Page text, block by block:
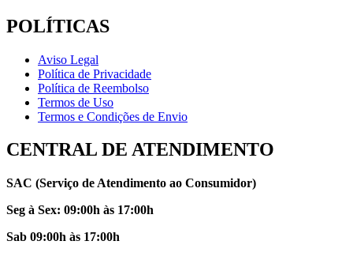
POLÍTICAS
Aviso Legal
Política de Privacidade
Política de Reembolso
Termos de Uso
Termos e Condições de Envio
CENTRAL DE ATENDIMENTO
SAC (Serviço de Atendimento ao Consumidor)
Seg à Sex: 09:00h às 17:00h
Sab 09:00h às 17:00h